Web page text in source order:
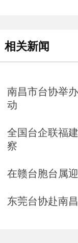
相关新闻
南昌市台协举
动
全国台企联福
察
在赣台胞台属
东莞台协赴南